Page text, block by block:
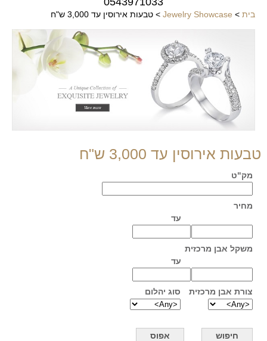
בית >
Jewelry Showcase
> טבעות אירוסין עד 3,000 ש"ח
טבעות אירוסין עד 3,000 ש"ח
מק"ט
מחיר
עד
משקל אבן מרכזית
עד
צורת אבן מרכזית סוג יהלום